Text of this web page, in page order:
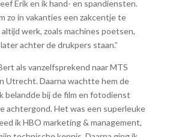
Erik en ik hand- en spandiensten.
zo in vakanties een zakcentje te
werk, zoals machines poetsen,
achter de drukpers staan.”
als vanzelfsprekend naar MTS
Utrecht. Daarna wachtte hem de
belandde bij de film en fotodienst
achtergond. Het was een superleuke
ik HBO marketing & management,